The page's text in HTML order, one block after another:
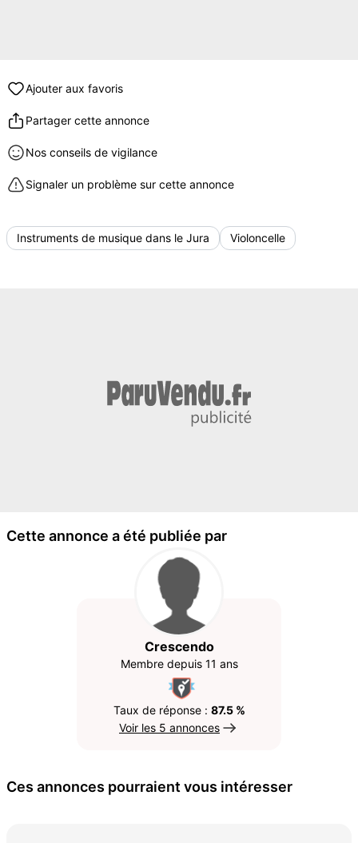
Ajouter aux favoris
Partager cette annonce
Nos conseils de vigilance
Signaler un problème sur cette annonce
Instruments de musique dans le Jura Violoncelle
Cette annonce a été publiée par
Crescendo
Membre depuis 11 ans
Taux de réponse : 87.5 %
Voir les 5 annonces
Ces annonces pourraient vous intéresser